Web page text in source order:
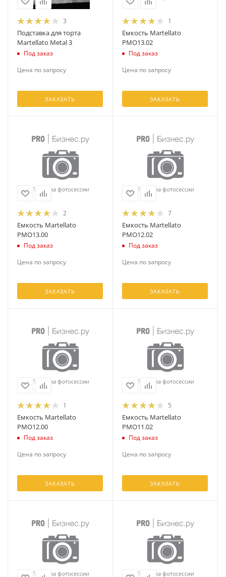
3
Подставка для торта
Martellato Metal 3
Под заказ
Цена по запросу
ЗАКАЗАТЬ
1
Емкость Martellato
PMO13.02
Под заказ
Цена по запросу
ЗАКАЗАТЬ
2
Емкость Martellato
PMO13.00
Под заказ
Цена по запросу
ЗАКАЗАТЬ
7
Емкость Martellato
PMO12.02
Под заказ
Цена по запросу
ЗАКАЗАТЬ
1
Емкость Martellato
PMO12.00
Под заказ
Цена по запросу
ЗАКАЗАТЬ
5
Емкость Martellato
PMO11.02
Под заказ
Цена по запросу
ЗАКАЗАТЬ